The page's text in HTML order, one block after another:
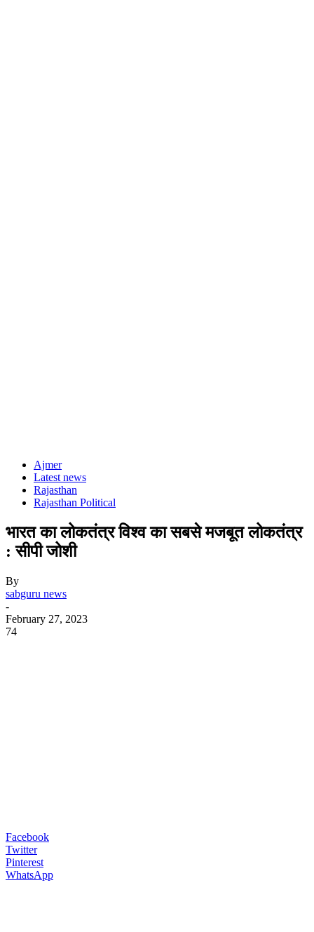
Ajmer
Latest news
Rajasthan
Rajasthan Political
भारत का लोकतंत्र विश्व का सबसे मजबूत लोकतंत्र
: सीपी जोशी
By
sabguru news
-
February 27, 2023
74
Facebook
Twitter
Pinterest
WhatsApp